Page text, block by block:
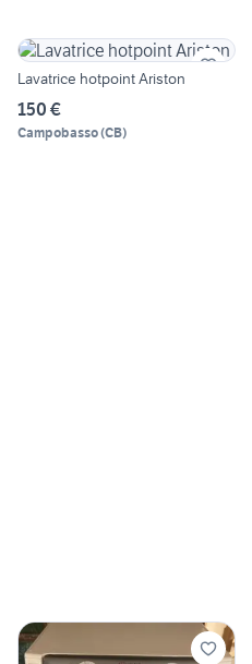
Lavatrice hotpoint Ariston
150 €
Campobasso(CB)